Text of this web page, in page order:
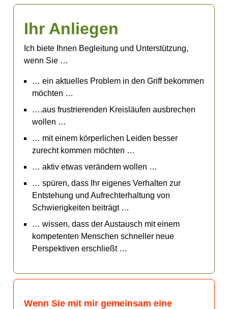
Ihr Anliegen
Ich biete Ihnen Begleitung und Unterstützung,
wenn Sie …
… ein aktuelles Problem in den Griff bekommen
möchten …
….aus frustrierenden Kreisläufen ausbrechen
wollen …
… mit einem körperlichen Leiden besser
zurecht kommen möchten …
… aktiv etwas verändern wollen …
… spüren, dass Ihr eigenes Verhalten zur
Entstehung und Aufrechterhaltung von
Schwierigkeiten beiträgt …
… wissen, dass der Austausch mit einem
kompetenten Menschen schneller neue
Perspektiven erschließt …
Wenn Sie mit mir gemeinsam eine